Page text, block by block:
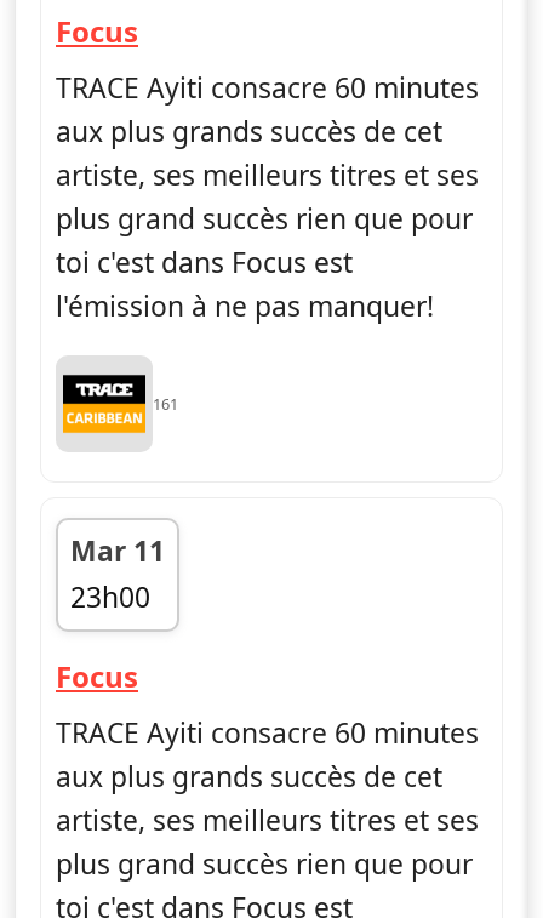
Focus
TRACE Ayiti consacre 60 minutes
aux plus grands succès de cet
artiste, ses meilleurs titres et ses
plus grand succès rien que pour
toi c'est dans Focus est
l'émission à ne pas manquer!
161
Mar 11
23h00
fin 00h00
Focus
TRACE Ayiti consacre 60 minutes
aux plus grands succès de cet
artiste, ses meilleurs titres et ses
plus grand succès rien que pour
toi c'est dans Focus est